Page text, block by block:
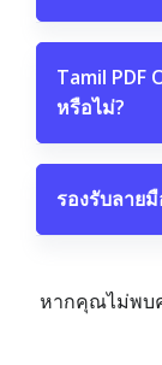
Tamil PDF
หรือไม่?
รองรับลาย
หากคุณไม่พบ